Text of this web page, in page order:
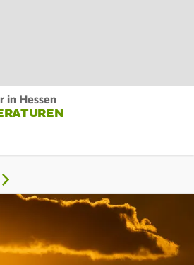
in Hessen